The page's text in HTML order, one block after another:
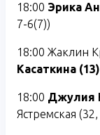
18:00 Эрика
7-6(7))
18:00 Жаклин
Касаткина (13)
18:00 Джулия
Ястремская